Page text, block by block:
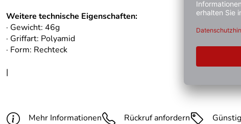
Weitere technische Eigenschaften:
· Gewicht: 46g
· Griffart: Polyamid
· Form: Rechteck
|
Mehr Informationen Rückruf anfordern